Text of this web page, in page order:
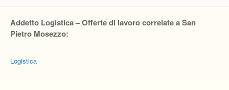
Addetto Logistica – Offerte di lavoro correlate a San
Pietro Mosezzo:
Logistica